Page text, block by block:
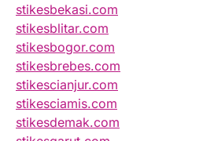
stikesbekasi.com
stikesblitar.com
stikesbogor.com
stikesbrebes.com
stikescianjur.com
stikesciamis.com
stikesdemak.com